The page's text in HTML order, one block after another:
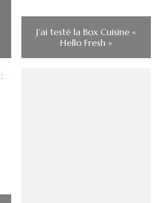
J’ai testé la Box Cuisine «
Hello Fresh »